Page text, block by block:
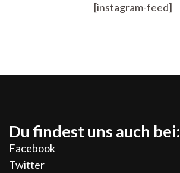
[instagram-feed]
Du findest uns auch bei:
Facebook
Twitter